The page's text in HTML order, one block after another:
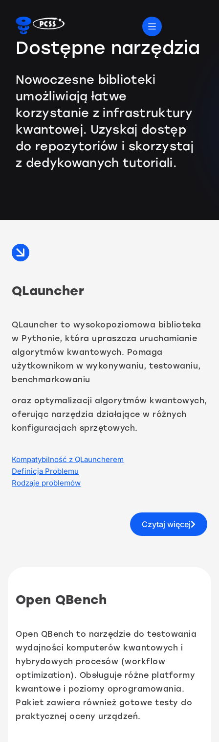
Dostępne narzędzia
Nowoczesne biblioteki
umożliwiają łatwe
korzystanie z infrastruktury
kwantowej. Uzyskaj dostęp
do repozytoriów i skorzystaj
z dedykowanych tutoriali.
QLauncher
QLauncher to wysokopoziomowa biblioteka
w Pythonie, która upraszcza uruchamianie
algorytmów kwantowych. Pomaga
użytkownikom w wykonywaniu, testowaniu,
benchmarkowaniu
oraz optymalizacji algorytmów kwantowych,
oferując narzędzia działające w różnych
konfiguracjach sprzętowych.
Kompatybilność z QLauncherem
Definicja Problemu
Rodzaje problemów
Czytaj więcej
Open QBench
Open QBench to narzędzie do testowania
wydajności komputerów kwantowych i
hybrydowych procesów (workflow
optimization). Obsługuje różne platformy
kwantowe i poziomy oprogramowania.
Pakiet zawiera również gotowe testy do
praktycznej oceny urządzeń.